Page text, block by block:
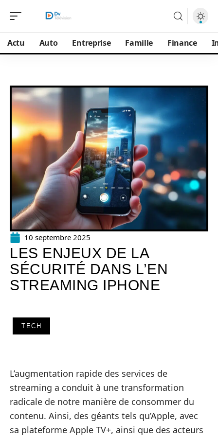
Actu Auto Entreprise Famille Finance
10 septembre 2025
LES ENJEUX DE LA
SÉCURITÉ DANS L’EN
STREAMING IPHONE
TECH
L’augmentation rapide des services de
streaming a conduit à une transformation
radicale de notre manière de consommer du
contenu. Ainsi, des géants tels qu’Apple, avec
sa plateforme Apple TV+, ainsi que des acteurs